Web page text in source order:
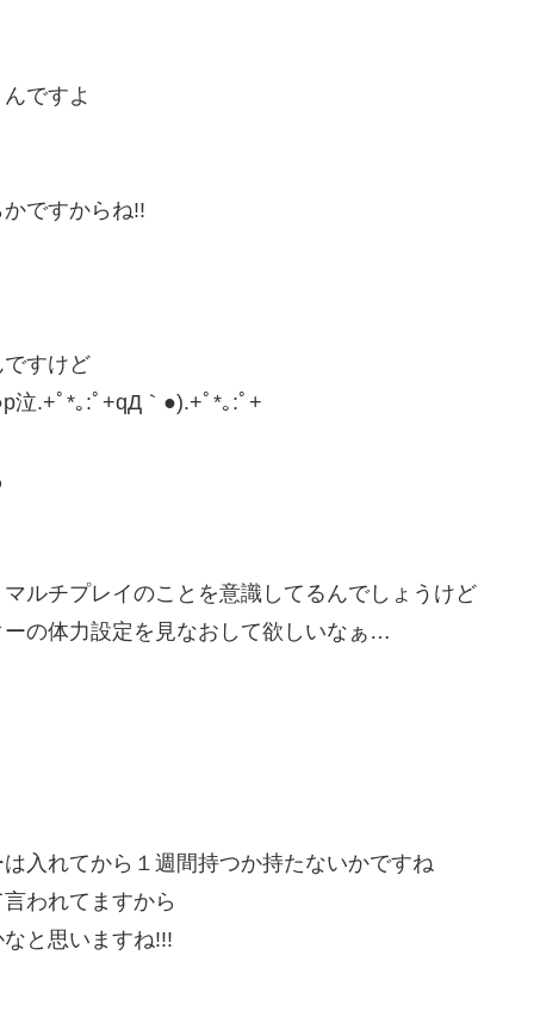
ですよ
ですからね!!
すけど
泣.+ﾟ*｡:ﾟ+qД｀●).+ﾟ*｡:ﾟ+
ルチプレイのことを意識してるんでしょうけど
の体力設定を見なおして欲しいなぁ…
入れてから１週間持つか持たないかですね
われてますから
と思いますね!!!